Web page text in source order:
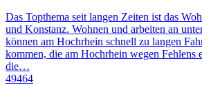
Das Topthema seit langen Zeiten ist das
und Konstanz. Wohnen und arbeiten an
können am Hochrhein schnell zu langen
kommen, die am Hochrhein wegen Fehlens
die…
49464